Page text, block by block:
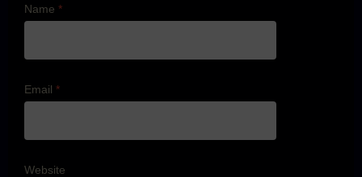
Name *
Email *
Website